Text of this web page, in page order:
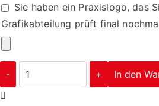
einSie haben ein Praxislogo, das
Grafikabteilung prüft final
Logo
-
Terminkarten
1035
+ In den